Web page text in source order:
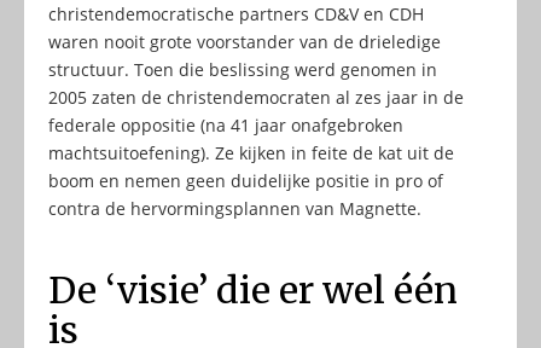
christendemocratische partners CD&V en CDH
waren nooit grote voorstander van de drieledige
structuur. Toen die beslissing werd genomen in
2005 zaten de christendemocraten al zes jaar in de
federale oppositie (na 41 jaar onafgebroken
machtsuitoefening). Ze kijken in feite de kat uit de
boom en nemen geen duidelijke positie in pro of
contra de hervormingsplannen van Magnette.
De ‘visie’ die er wel één
is